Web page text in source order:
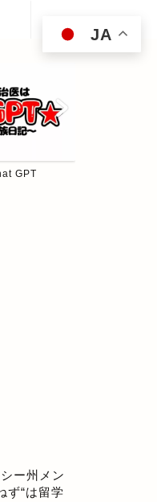
GPT
ー州メン
ず“は留学
JA